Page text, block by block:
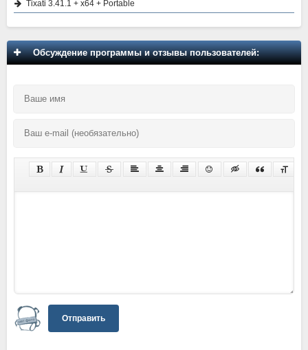
Tixati 3.41.1 + x64 + Portable
Обсуждение программы и отзывы пользователей:
Отправить